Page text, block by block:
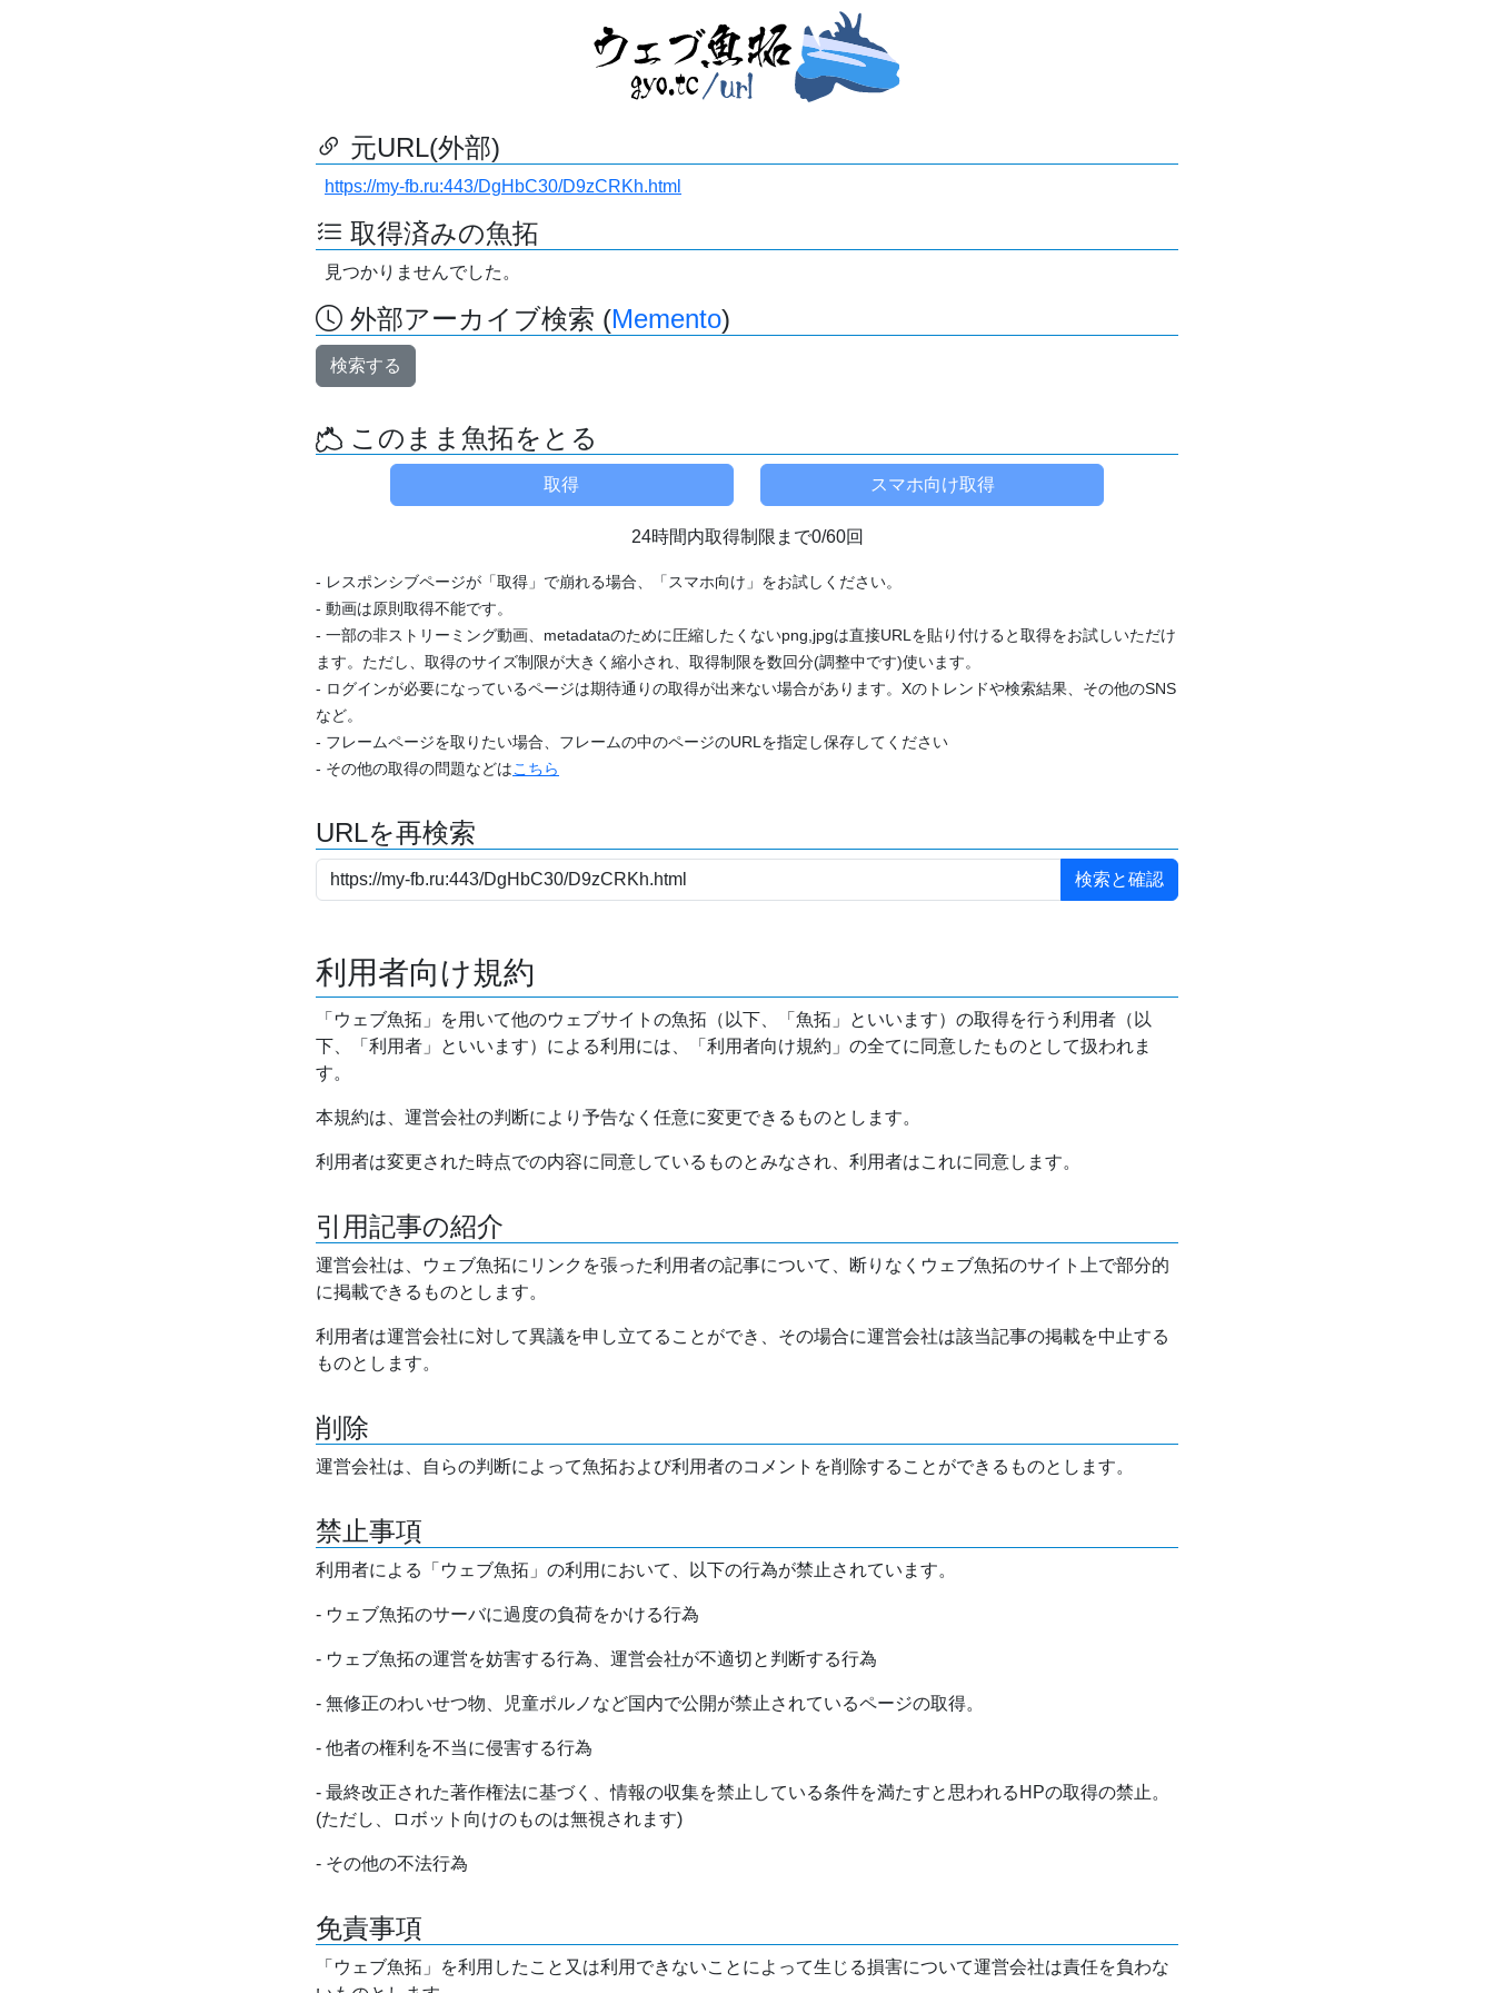
元URL(外部)
https://my-fb.ru:443/DgHbC30/D9zCRKh.html
取得済みの魚拓
見つかりませんでした。
外部アーカイブ検索 (Memento)
検索する
このまま魚拓をとる
24時間内取得制限まで0/60回
- レスポンシブページが「取得」で崩れる場合、「スマホ向け」をお試しください。
- 動画は原則取得不能です。
- 一部の非ストリーミング動画、metadataのために圧縮したくないpng,jpgは直接URLを貼り付けると取得をお試しいただけ
ます。ただし、取得のサイズ制限が大きく縮小され、取得制限を数回分(調整中です)使います。
- ログインが必要になっているページは期待通りの取得が出来ない場合があります。Xのトレンドや検索結果、その他のSNS
など。
- フレームページを取りたい場合、フレームの中のページのURLを指定し保存してください
- その他の取得の問題などはこちら
URLを再検索
利用者向け規約
「ウェブ魚拓」を用いて他のウェブサイトの魚拓（以下、「魚拓」といいます）の取得を行う利用者（以
下、「利用者」といいます）による利用には、「利用者向け規約」の全てに同意したものとして扱われま
す。
本規約は、運営会社の判断により予告なく任意に変更できるものとします。
利用者は変更された時点での内容に同意しているものとみなされ、利用者はこれに同意します。
引用記事の紹介
運営会社は、ウェブ魚拓にリンクを張った利用者の記事について、断りなくウェブ魚拓のサイト上で部分的
に掲載できるものとします。
利用者は運営会社に対して異議を申し立てることができ、その場合に運営会社は該当記事の掲載を中止する
ものとします。
削除
運営会社は、自らの判断によって魚拓および利用者のコメントを削除することができるものとします。
禁止事項
利用者による「ウェブ魚拓」の利用において、以下の行為が禁止されています。
- ウェブ魚拓のサーバに過度の負荷をかける行為
- ウェブ魚拓の運営を妨害する行為、運営会社が不適切と判断する行為
- 無修正のわいせつ物、児童ポルノなど国内で公開が禁止されているページの取得。
- 他者の権利を不当に侵害する行為
- 最終改正された著作権法に基づく、情報の収集を禁止している条件を満たすと思われるHPの取得の禁止。
(ただし、ロボット向けのものは無視されます)
- その他の不法行為
免責事項
「ウェブ魚拓」を利用したこと又は利用できないことによって生じる損害について運営会社は責任を負わな